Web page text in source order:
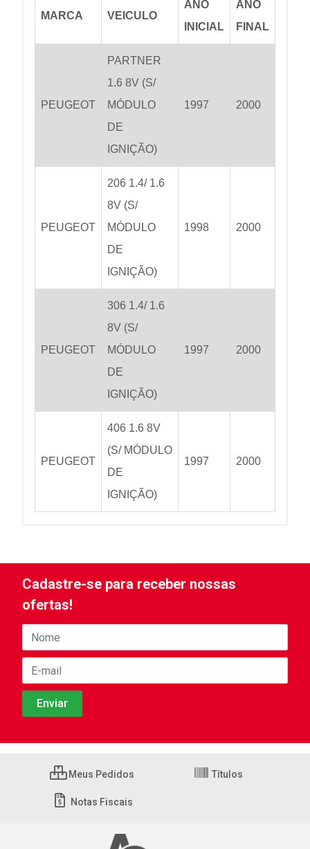
MARCA VEICULO
ANO
INICIAL
ANO
FINAL
PEUGEOT
PARTNER
1.6 8V (S/
MÓDULO
DE
IGNIÇÃO)
1997 2000
PEUGEOT
206 1.4/ 1.6
8V (S/
MÓDULO
DE
IGNIÇÃO)
1998 2000
PEUGEOT
306 1.4/ 1.6
8V (S/
MÓDULO
DE
IGNIÇÃO)
1997 2000
PEUGEOT
406 1.6 8V
(S/ MÓDULO
DE
IGNIÇÃO)
1997 2000
Cadastre-se para receber nossas
ofertas!
Meus Pedidos Títulos
Notas Fiscais